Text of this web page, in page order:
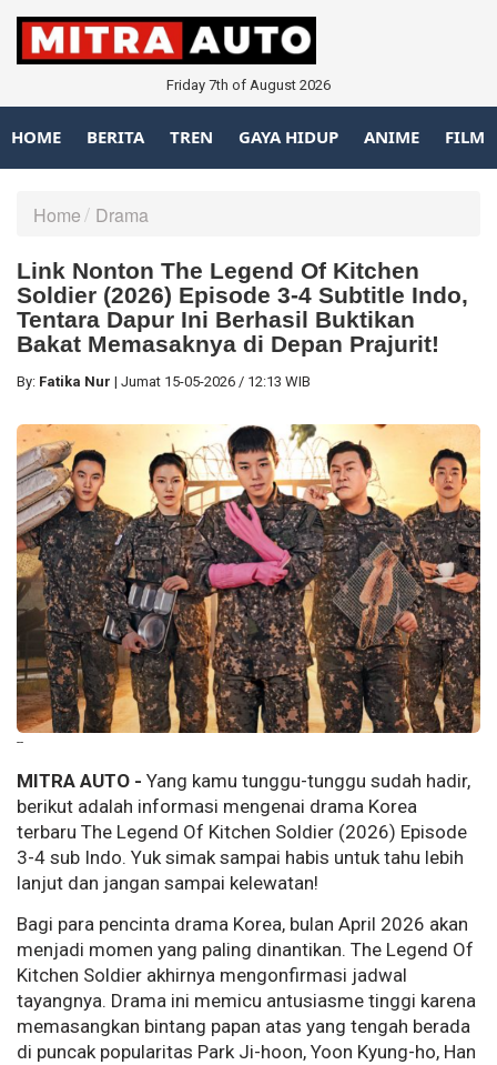
Friday 7th of August 2026
HOME BERITA TREN GAYA HIDUP ANIME FILM
Home Drama
Link Nonton The Legend Of Kitchen
Soldier (2026) Episode 3-4 Subtitle Indo,
Tentara Dapur Ini Berhasil Buktikan
Bakat Memasaknya di Depan Prajurit!
By: Fatika Nur | Jumat 15-05-2026 / 12:13 WIB
--
MITRA AUTO - Yang kamu tunggu-tunggu sudah hadir,
berikut adalah informasi mengenai drama Korea
terbaru The Legend Of Kitchen Soldier (2026) Episode
3-4 sub Indo. Yuk simak sampai habis untuk tahu lebih
lanjut dan jangan sampai kelewatan!
Bagi para pencinta drama Korea, bulan April 2026 akan
menjadi momen yang paling dinantikan. The Legend Of
Kitchen Soldier akhirnya mengonfirmasi jadwal
tayangnya. Drama ini memicu antusiasme tinggi karena
memasangkan bintang papan atas yang tengah berada
di puncak popularitas Park Ji-hoon, Yoon Kyung-ho, Han